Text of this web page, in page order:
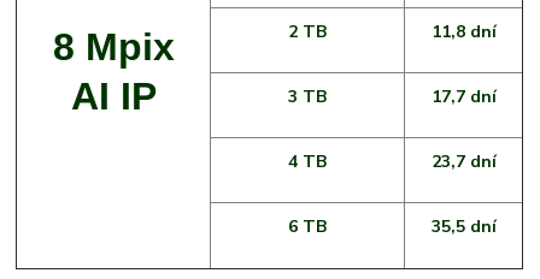
8 Mpix
AI IP
2 TB 11,8 dní
3 TB 17,7 dní
4 TB 23,7 dní
6 TB 35,5 dní